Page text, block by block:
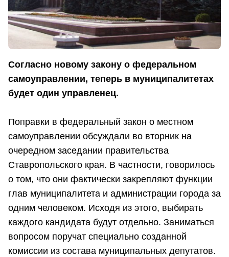
Согласно новому закону о федеральном
самоуправлении, теперь в муниципалитетах
будет один управленец.
Поправки в федеральный закон о местном
самоуправлении обсуждали во вторник на
очередном заседании правительства
Ставропольского края. В частности, говорилось
о том, что они фактически закрепляют функции
глав муниципалитета и администрации города за
одним человеком. Исходя из этого, выбирать
каждого кандидата будут отдельно. Заниматься
вопросом поручат специально созданной
комиссии из состава муниципальных депутатов.